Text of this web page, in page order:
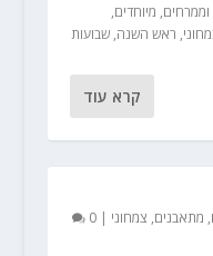
, מיוחדים,
, ראש השנה, שבועות
קרא עוד
, מתאבנים, צמחוני |
0